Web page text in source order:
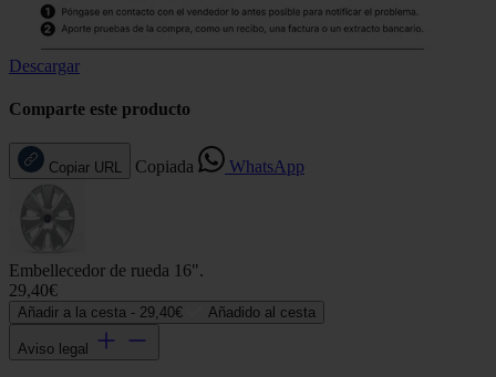
Descargar
Comparte este producto
Copiar URL Copiada WhatsApp
Embellecedor de rueda 16".
29,40€
Añadir a la cesta - 29,40€ Añadido al cesta
Aviso legal